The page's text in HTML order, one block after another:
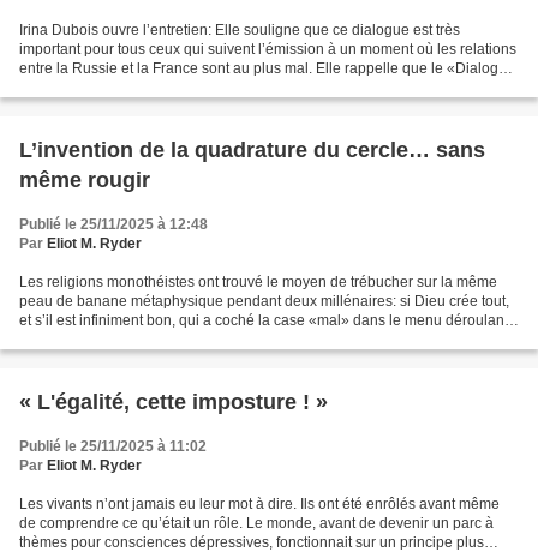
Irina Dubois ouvre l’entretien: Elle souligne que ce dialogue est très
important pour tous ceux qui suivent l’émission à un moment où les relations
entre la Russie et la France sont au plus mal. Elle rappelle que le «Dialogue
L’invention de la quadrature du cercle… sans
même rougir
Publié le 25/11/2025 à 12:48
Par Eliot M. Ryder
Les religions monothéistes ont trouvé le moyen de trébucher sur la même
peau de banane métaphysique pendant deux millénaires: si Dieu crée tout,
et s’il est infiniment bon, qui a coché la case «mal» dans le menu déroulant
« L'égalité, cette imposture ! »
Publié le 25/11/2025 à 11:02
Par Eliot M. Ryder
Les vivants n’ont jamais eu leur mot à dire. Ils ont été enrôlés avant même
de comprendre ce qu’était un rôle. Le monde, avant de devenir un parc à
thèmes pour consciences dépressives, fonctionnait sur un principe plus